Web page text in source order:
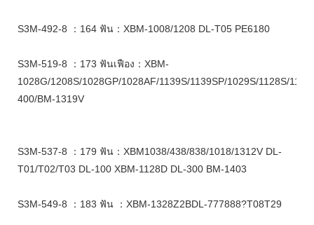
S3M-492-8 ：164 ฟัน：XBM-1008/1208 DL-T05 PE6180
S3M-519-8 ：173 ฟันเฟือง：XBM-
1028G/1208S/1028GP/1028AF/1139S/1139SP/1029S/1128S/
400/BM-1319V
S3M-537-8 ：179 ฟัน：XBM1038/438/838/1018/1312V DL-
T01/T02/T03 DL-100 XBM-1128D DL-300 BM-1403
S3M-549-8 ：183 ฟัน ：XBM-1328Z2BDL-777888?T08T29